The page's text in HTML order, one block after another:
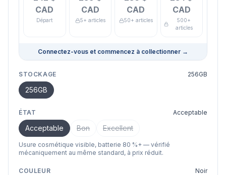
CAD
Départ
CAD
5+ articles
CAD
50+ articles
CAD
500+
articles
Connectez-vous et commencez à collectionner →
STOCKAGE 256GB
256GB
ÉTAT Acceptable
Acceptable Bon Excellent
Usure cosmétique visible, batterie 80 %+ — vérifié
mécaniquement au même standard, à prix réduit.
COULEUR Noir